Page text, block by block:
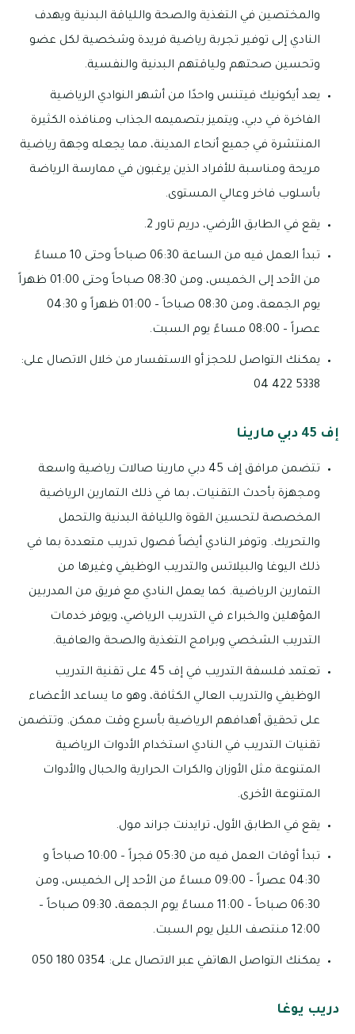
والمختصين في التغذية والصحة واللياقة البدنية ويهدف
النادي إلى توفير تجربة رياضية فريدة وشخصية لكل عضو
وتحسين صحتهم ولياقتهم البدنية والنفسية.
يعد أيكونيك فيتنس واحدًا من أشهر النوادي الرياضية
الفاخرة في دبي، ويتميز بتصميمه الجذاب ومنافذه الكثيرة
المنتشرة في جميع أنحاء المدينة، مما يجعله وجهة رياضية
مريحة ومناسبة للأفراد الذين يرغبون في ممارسة الرياضة
بأسلوب فاخر وعالي المستوى.
يقع في الطابق الأرضي، دريم تاور 2.
تبدأ العمل فيه من الساعة 06:30 صباحاً وحتى 10 مساءً
من الأحد إلى الخميس، ومن 08:30 صباحاً وحتى 01:00 ظهراً
يوم الجمعة، ومن 08:30 صباحاً – 01:00 ظهراً و 04:30
عصراً – 08:00 مساءً يوم السبت.
يمكنك التواصل للحجز أو الاستفسار من خلال الاتصال على:
5338 422 04
إف 45 دبي مارينا
تتضمن مرافق إف 45 دبي مارينا صالات رياضية واسعة
ومجهزة بأحدث التقنيات، بما في ذلك التمارين الرياضية
المخصصة لتحسين القوة واللياقة البدنية والتحمل
والتحريك. وتوفر النادي أيضاً فصول تدريب متعددة بما في
ذلك اليوغا والبيلاتس والتدريب الوظيفي وغيرها من
التمارين الرياضية. كما يعمل النادي مع فريق من المدربين
المؤهلين والخبراء في التدريب الرياضي، ويوفر خدمات
التدريب الشخصي وبرامج التغذية والصحة والعافية.
تعتمد فلسفة التدريب في إف 45 على تقنية التدريب
الوظيفي والتدريب العالي الكثافة، وهو ما يساعد الأعضاء
على تحقيق أهدافهم الرياضية بأسرع وقت ممكن. وتتضمن
تقنيات التدريب في النادي استخدام الأدوات الرياضية
المتنوعة مثل الأوزان والكرات الحرارية والحبال والأدوات
المتنوعة الأخرى.
يقع في الطابق الأول، ترايدنت جراند مول.
تبدأ أوقات العمل فيه من 05:30 فجراً – 10:00 صباحاً و
04:30 عصراً – 09:00 مساءً من الأحد إلى الخميس، ومن
06:30 صباحاً – 11:00 مساءً يوم الجمعة، 09:30 صباحاً –
12:00 منتصف الليل يوم السبت.
يمكنك التواصل الهاتفي عبر الاتصال على: 0354 180 050
دريب يوغا